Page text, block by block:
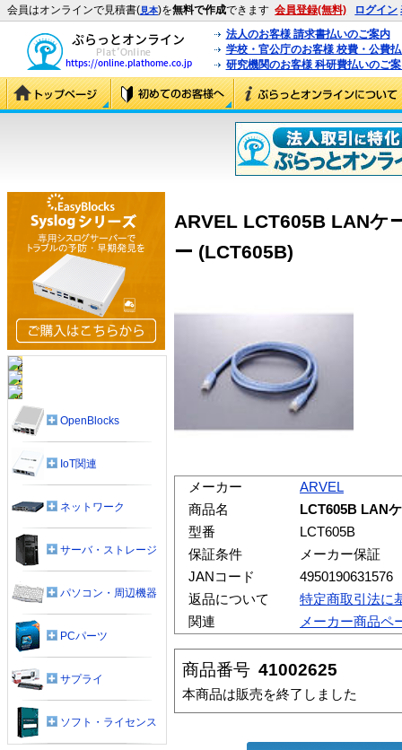
会員はオンラインで見積書(見本)を無料で作成できます 会員登録(無料) ログイン
法人のお客様 請求書払いのご案内
学校・官公庁のお客様 校費・公費
研究機関のお客様 科研費払いのご
ARVEL LCT605B LANケ
ー (LCT605B)
メーカー
ARVEL
商品名
LCT605B LAN
型番
LCT605B
保証条件
メーカー保証
JANコード
4950190631576
返品について
特定商取引法に
関連
メーカー商品ペ
商品番号 41002625
本商品は販売を終了しました
OpenBlocks
IoT関連
ネットワーク
サーバ・ストレージ
パソコン・周辺機器
PCパーツ
サプライ
ソフト・ライセンス